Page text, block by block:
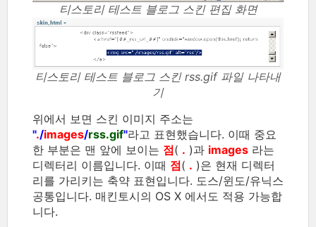
티스토리 테스트 블로그 스킨 편집 화면
티스토리 테스트 블로그 스킨 rss.gif 파일 나타내
기
위에서 보면 스킨 이미지 주소는
"./images/rss.gif"라고 표현했습니다. 이때 중요
한 부분은 맨 앞에 보이는 점( . )과 images 라는
디렉터리 이름입니다. 이때 점( . )은 현재 디렉터
리를 가리키는 축약 표현입니다. 도스/윈도/유닉스
공통입니다. 매킨토시의 OS X 에서도 적용 가능합
니다.